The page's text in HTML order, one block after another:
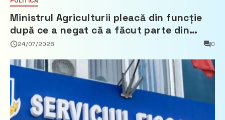
Ministrul Agriculturii pleacă din funcție
după ce a negat că a făcut parte din
Partidul Democrat
24/07/2026 0